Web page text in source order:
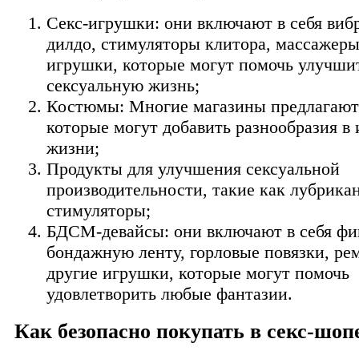
Секс-игрушки: они включают в себя
дилдо, стимуляторы клитора,
игрушки, которые могут помочь
сексуальную жизнь;
Костюмы: Многие магазины
которые могут добавить разнообразия
жизни;
Продукты для улучшения сексуальной
производительности, такие как
стимуляторы;
БДСМ-девайсы: они включают в себя
бондажную ленту, горловые повязки,
другие игрушки, которые могут помочь
удовлетворить любые фантазии.
Как безопасно покупать в секс-